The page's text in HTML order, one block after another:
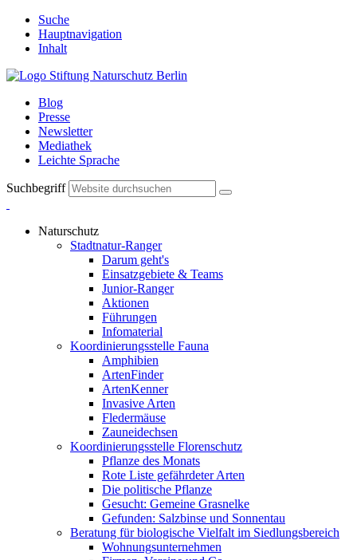
Suche
Hauptnavigation
Inhalt
Blog
Presse
Newsletter
Mediathek
Leichte Sprache
Suchbegriff
Naturschutz
Stadtnatur-Ranger
Darum geht's
Einsatzgebiete & Teams
Junior-Ranger
Aktionen
Führungen
Infomaterial
Koordinierungsstelle Fauna
Amphibien
ArtenFinder
ArtenKenner
Invasive Arten
Fledermäuse
Zauneidechsen
Koordinierungsstelle Florenschutz
Pflanze des Monats
Rote Liste gefährdeter Arten
Die politische Pflanze
Gesucht: Gemeine Grasnelke
Gefunden: Salzbinse und Sonnentau
Beratung für biologische Vielfalt im Siedlungsbereich
Wohnungsunternehmen